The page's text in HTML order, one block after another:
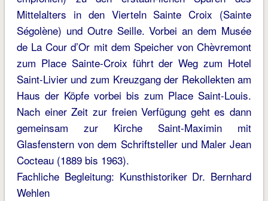
Mittelalters in den Vierteln Sainte Croix (Sainte
Ségolène) und Outre Seille. Vorbei an dem Musée
de La Cour d’Or mit dem Speicher von Chèvremont
zum Place Sainte-Croix führt der Weg zum Hotel
Saint-Livier und zum Kreuzgang der Rekollekten am
Haus der Köpfe vorbei bis zum Place Saint-Louis.
Nach einer Zeit zur freien Verfügung geht es dann
gemeinsam zur Kirche Saint-Maximin mit
Glasfenstern von dem Schriftsteller und Maler Jean
Cocteau (1889 bis 1963).
Fachliche Begleitung: Kunsthistoriker Dr. Bernhard
Wehlen